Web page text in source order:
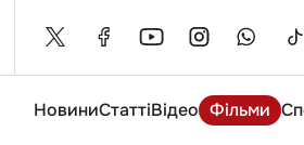
content
НовиниСтаттіВідео Фільми
Введіть